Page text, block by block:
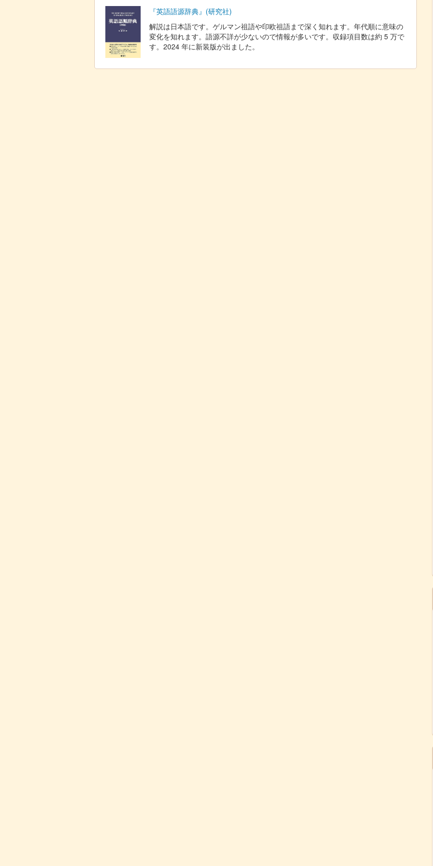
『英語語源辞典』(研究社)
解説は日本語です。ゲルマン祖語や印欧祖語まで深く知れます。年代順に意味の
変化を知れます。語源不詳が少ないので情報が多いです。収録項目数は約 5 万で
す。2024 年に新装版が出ました。